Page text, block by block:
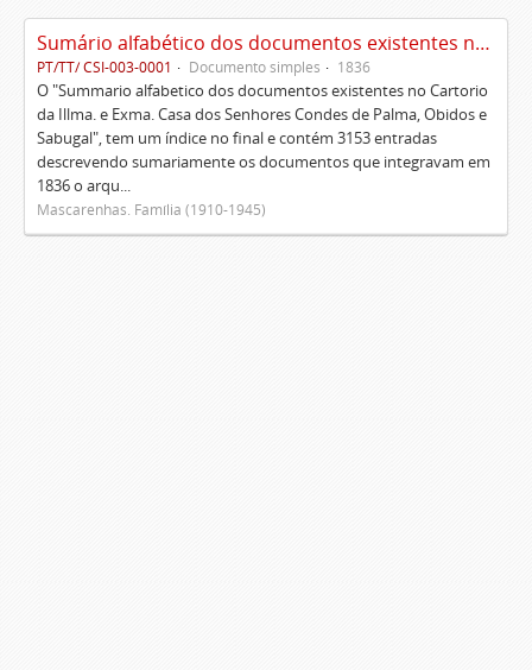
Sumário alfabético dos documentos existentes no Cartório da Ilustríssima e Excelentíssima Casa dos senhores condes de Palma, Óbidos e Sabugal
PT/TT/ CSI-003-0001 Documento simples 1836
O "Summario alfabetico dos documentos existentes no Cartorio
da Illma. e Exma. Casa dos Senhores Condes de Palma, Obidos e
Sabugal", tem um índice no final e contém 3153 entradas
descrevendo sumariamente os documentos que integravam em
1836 o arqu...
Mascarenhas. Família (1910-1945)